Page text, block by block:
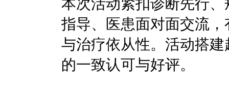
本次活动紧扣诊断先行
指导、医患面对面交流
与治疗依从性。活动搭
的一致认可与好评。